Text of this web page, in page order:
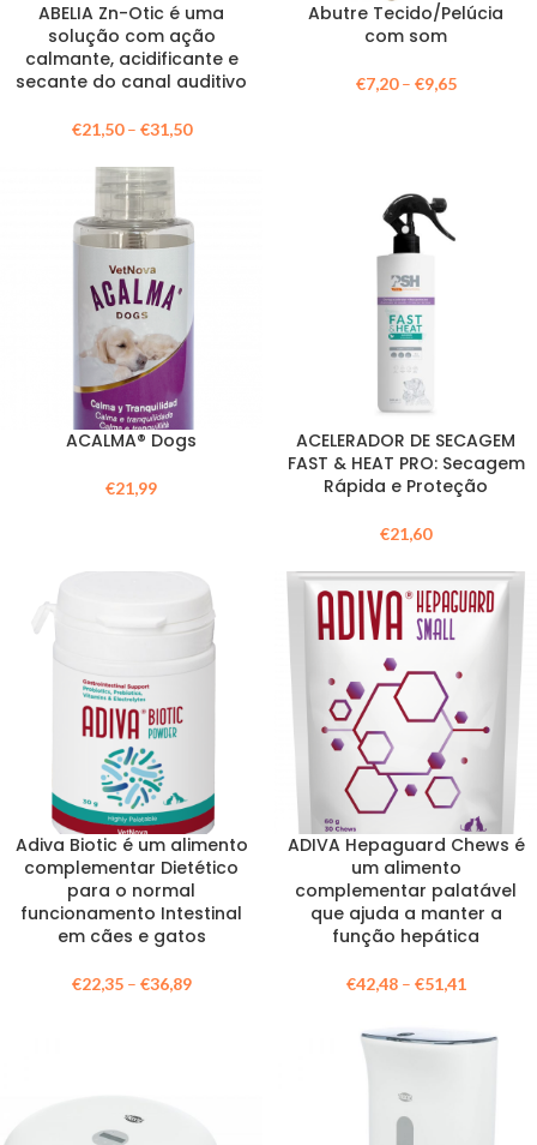
ABELIA Zn-Otic é uma
solução com ação
calmante, acidificante e
secante do canal auditivo
€21,50– €31,50
Abutre Tecido/Pelúcia
com som
€7,20– €9,65
ACALMA® Dogs
€21,99
ACELERADOR DE SECAGEM
FAST & HEAT PRO: Secagem
Rápida e Proteção
€21,60
Adiva Biotic é um alimento
complementar Dietético
para o normal
funcionamento Intestinal
em cães e gatos
€22,35– €36,89
ADIVA Hepaguard Chews é
um alimento
complementar palatável
que ajuda a manter a
função hepática
€42,48– €51,41